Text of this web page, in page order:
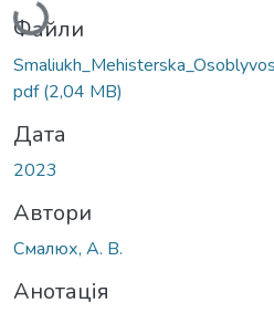
Файли
pdf(2,04 MB)
Дата
2023
Автори
Смалюх, А. В.
Анотація